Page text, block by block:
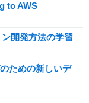
to AWS
開発方法の学習
ための新しいデ